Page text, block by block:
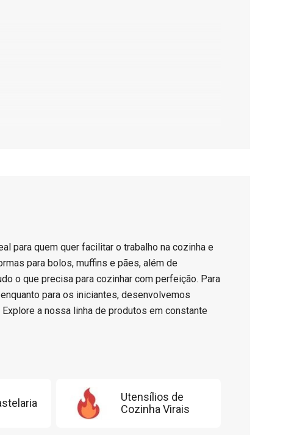
para quem quer facilitar o trabalho na cozinha e
para bolos, muffins e pães, além de
o que precisa para cozinhar com perfeição. Para
para os iniciantes, desenvolvemos
a nossa linha de produtos em constante
Utensílios de
Cozinha Virais